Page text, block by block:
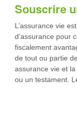
Souscrire
L’assurance vie
d’assurance pour
fiscalement
de tout ou partie
assurance vie et
ou un testament.